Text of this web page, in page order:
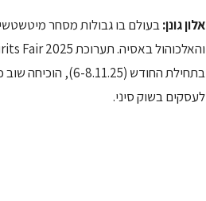
אלון גונן:בעולם בו גבולות מסחר
בתחילת החודש (6-
לעסקים בשוק סיני.